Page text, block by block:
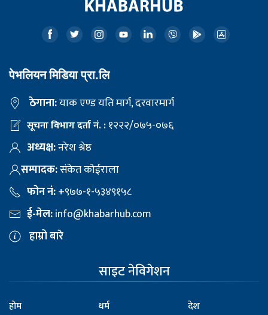
पेभलियन मिडिया प्रा.लि
ठेगाना:याक एण्ड यति मार्ग, दरवारमार्ग
सूचना विभाग दर्ता नं. :१२२२/०७५-०७६
अध्यक्ष:नरेश श्रेष्ठ
सम्पादक:संकेत कोईराला
फोन नं:+९७७-१-५३४९१५८
ई-मेल:info@khabarhub.com
हाम्रो बारे
साइट नेविगेशन
होम
धर्म
देश